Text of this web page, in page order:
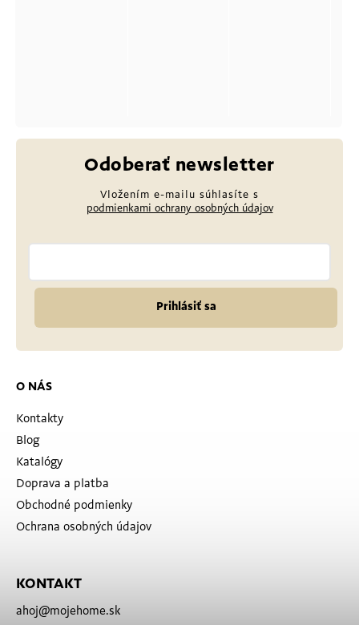
O NÁS
Kontakty
Blog
Katalógy
Doprava a platba
Obchodné podmienky
Ochrana osobných údajov
KONTAKT
ahoj@mojehome.sk
Odoberať newsletter
Vložením e-mailu súhlasíte s
podmienkami ochrany osobných údajov
Prihlásiť sa